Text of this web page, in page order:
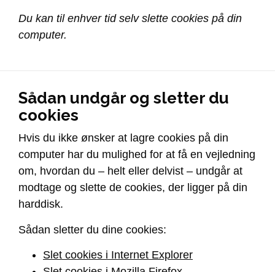
Du kan til enhver tid selv slette cookies på din
computer.
Sådan undgår og sletter du
cookies
Hvis du ikke ønsker at lagre cookies på din
computer har du mulighed for at få en vejledning
om, hvordan du – helt eller delvist – undgår at
modtage og slette de cookies, der ligger på din
harddisk.
Sådan sletter du dine cookies:
Slet cookies i Internet Explorer